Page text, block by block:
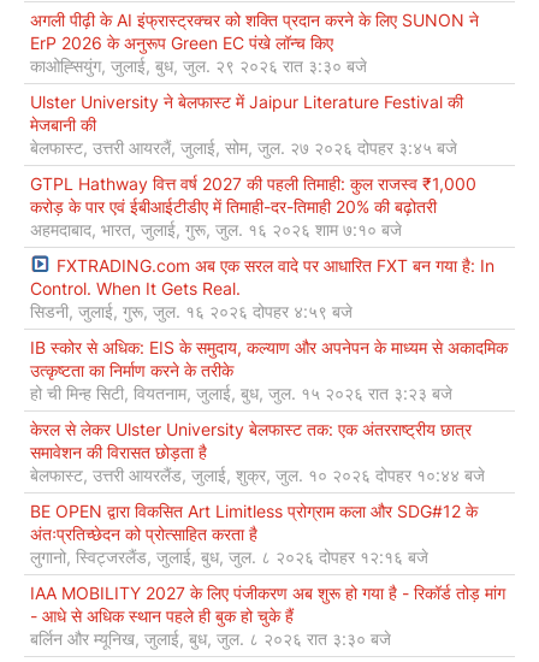
अगली पीढ़ी के AI इंफ्रास्ट्रक्चर को शक्ति प्रदान करने के लिए SUNON ने
ErP 2026 के अनुरूप Green EC पंखे लॉन्च किए
काओह्सियुंग, जुलाई, बुध, जुल. २९ २०२६ रात ३:३० बजे
Ulster University ने बेलफास्ट में Jaipur Literature Festival की
मेजबानी की
बेलफास्ट, उत्तरी आयरलैं, जुलाई, सोम, जुल. २७ २०२६ दोपहर ३:४५ बजे
GTPL Hathway वित्त वर्ष 2027 की पहली तिमाही: कुल राजस्व ₹1,000
करोड़ के पार एवं ईबीआईटीडीए में तिमाही-दर-तिमाही 20% की बढ़ोतरी
अहमदाबाद, भारत, जुलाई, गुरू, जुल. १६ २०२६ शाम ७:१० बजे
FXTRADING.com अब एक सरल वादे पर आधारित FXT बन गया है: In
Control. When It Gets Real.
सिडनी, जुलाई, गुरू, जुल. १६ २०२६ दोपहर ४:५९ बजे
IB स्कोर से अधिक: EIS के समुदाय, कल्याण और अपनेपन के माध्यम से अकादमिक
उत्कृष्टता का निर्माण करने के तरीके
हो ची मिन्ह सिटी, वियतनाम, जुलाई, बुध, जुल. १५ २०२६ रात ३:२३ बजे
केरल से लेकर Ulster University बेलफास्ट तक: एक अंतरराष्ट्रीय छात्र
समावेशन की विरासत छोड़ता है
बेलफास्ट, उत्तरी आयरलैंड, जुलाई, शुक्र, जुल. १० २०२६ दोपहर १०:४४ बजे
BE OPEN द्वारा विकसित Art Limitless प्रोग्राम कला और SDG#12 के
अंतःप्रतिच्छेदन को प्रोत्साहित करता है
लुगानो, स्विट्जरलैंड, जुलाई, बुध, जुल. ८ २०२६ दोपहर १२:१६ बजे
IAA MOBILITY 2027 के लिए पंजीकरण अब शुरू हो गया है - रिकॉर्ड तोड़ मांग
- आधे से अधिक स्थान पहले ही बुक हो चुके हैं
बर्लिन और म्यूनिख, जुलाई, बुध, जुल. ८ २०२६ रात ३:३० बजे